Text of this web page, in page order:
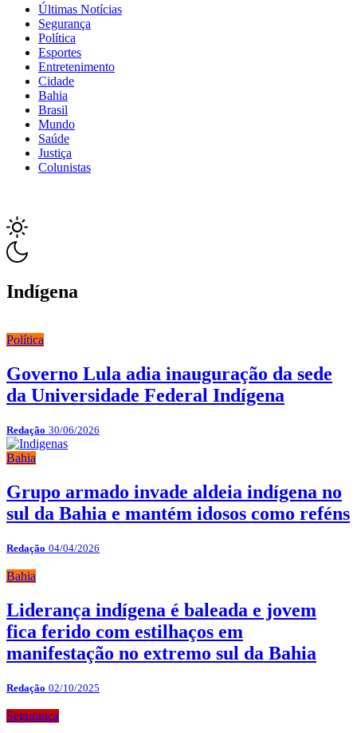
Últimas Notícias
Segurança
Política
Esportes
Entretenimento
Cidade
Bahia
Brasil
Mundo
Saúde
Justiça
Colunistas
Indígena
Política
Governo Lula adia inauguração da sede
da Universidade Federal Indígena
Redação 30/06/2026
Bahia
Grupo armado invade aldeia indígena no
sul da Bahia e mantém idosos como reféns
Redação 04/04/2026
Bahia
Liderança indígena é baleada e jovem
fica ferido com estilhaços em
manifestação no extremo sul da Bahia
Redação 02/10/2025
Segurança